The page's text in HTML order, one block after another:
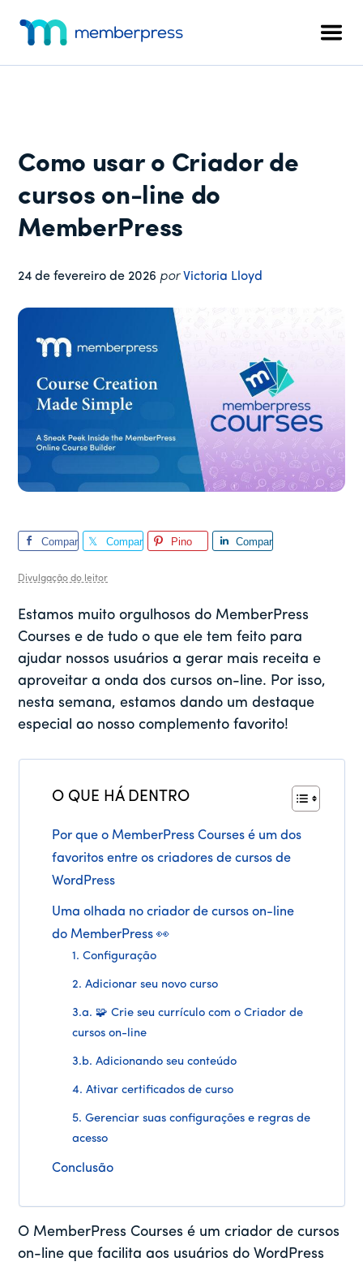
para
conteúdo
para
barra
para
rodapé
adicional
completo
para
Como usar o Criador de
cursos on-line do
MemberPress
24 de fevereiro de 2026 porVictoria Lloyd
Compar
Compar
Pino
Compar
Divulgação do leitor
Estamos muito orgulhosos do MemberPress
Courses e de tudo o que ele tem feito para
ajudar nossos usuários a gerar mais receita e
aproveitar a onda dos cursos on-line. Por isso,
nesta semana, estamos dando um destaque
especial ao nosso complemento favorito!
O QUE HÁ DENTRO
Por que o MemberPress Courses é um dos
favoritos entre os criadores de cursos de
WordPress
Uma olhada no criador de cursos on-line
do MemberPress 👀
1. Configuração
2. Adicionar seu novo curso
3.a. 🧩 Crie seu currículo com o Criador de
cursos on-line
3.b. Adicionando seu conteúdo
4. Ativar certificados de curso
5. Gerenciar suas configurações e regras de
acesso
Conclusão
O MemberPress Courses é um criador de cursos
on-line que facilita aos usuários do WordPress